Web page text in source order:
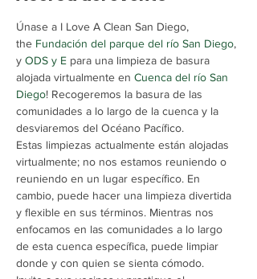
Únase a I Love A Clean San Diego,
the Fundación del parque del río San Diego,
y ODS y E para una limpieza de basura
alojada virtualmente en Cuenca del río San
Diego! Recogeremos la basura de las
comunidades a lo largo de la cuenca y la
desviaremos del Océano Pacífico.
Estas limpiezas actualmente están alojadas
virtualmente; no nos estamos reuniendo o
reuniendo en un lugar específico. En
cambio, puede hacer una limpieza divertida
y flexible en sus términos. Mientras nos
enfocamos en las comunidades a lo largo
de esta cuenca específica, puede limpiar
donde y con quien se sienta cómodo.